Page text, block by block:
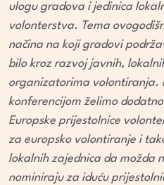
ulogu gradova i jedinica
volonterstva. Tema
načina na koji gradovi
bilo kroz razvoj javnih,
organizatorima volontiranja.
konferencijom želimo
Europske prijestolnice
za europsko volontiranje i
lokalnih zajednica da možda
nominiraju za iduću